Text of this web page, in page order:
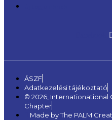
ÁSZF
Adatkezelési tájékoztató
© 2026, Internationational
Chapter
Made by The PALM